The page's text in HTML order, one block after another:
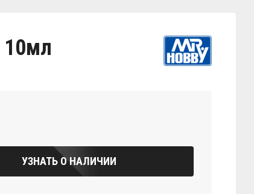
10мл
УЗНАТЬ О НАЛИЧИИ